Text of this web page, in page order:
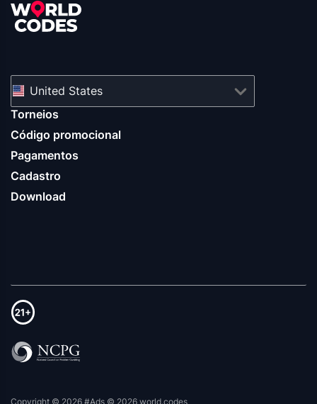
United States
Torneios
Código promocional
Pagamentos
Cadastro
Download
Copyright © 2026 #Ads © 2026 world.codes